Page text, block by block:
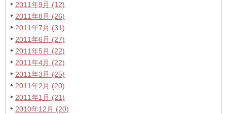
2011年9月 (12)
2011年8月 (26)
2011年7月 (31)
2011年6月 (27)
2011年5月 (22)
2011年4月 (22)
2011年3月 (25)
2011年2月 (20)
2011年1月 (21)
2010年12月 (20)